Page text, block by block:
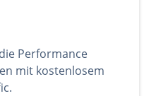
Performance
mit kostenlosem